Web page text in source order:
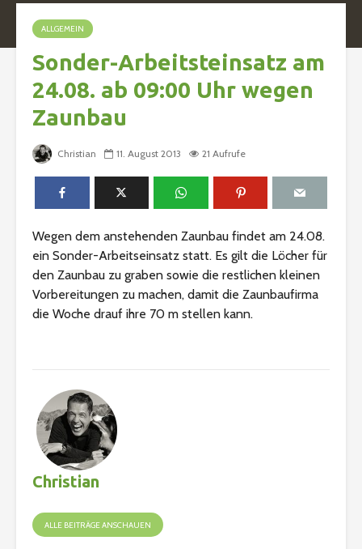
ALLGEMEIN
Sonder-Arbeitsteinsatz am
24.08. ab 09:00 Uhr wegen
Zaunbau
Christian 11. August 2013 21 Aufrufe
Wegen dem anstehenden Zaunbau findet am 24.08.
ein Sonder-Arbeitseinsatz statt. Es gilt die Löcher für
den Zaunbau zu graben sowie die restlichen kleinen
Vorbereitungen zu machen, damit die Zaunbaufirma
die Woche drauf ihre 70 m stellen kann.
Christian
ALLE BEITRÄGE ANSCHAUEN